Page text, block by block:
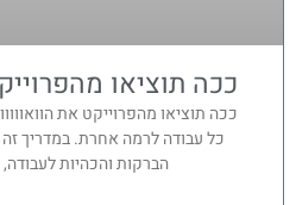
ככה תוציאו
ככה תוציאו מהפרוייקט את
כל עבודה לרמה אחרת. במדריך
הברקות והכהיות